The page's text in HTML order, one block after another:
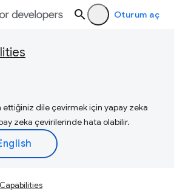
Oturum aç
dile çevirmek için yapay zeka
zeka çevirilerinde hata olabilir.
Capabilities